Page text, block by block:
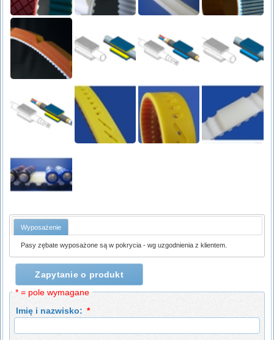
Wyposażenie
Pasy zębate wyposażone są w pokrycia - wg uzgodnienia z klientem.
Zapytanie o produkt
* = pole wymagane
Imię i nazwisko: *